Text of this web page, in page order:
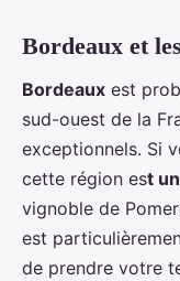
Bordeaux et
Bordeaux est
sud-ouest de la
exceptionnels. Si
cette région est
vignoble de
est
de prendre votre